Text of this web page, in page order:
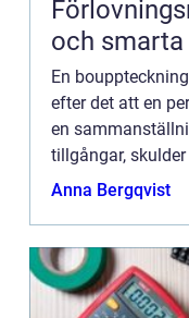
Förlovningsringar
och smarta
En
efter det att en
en
tillgångar,
bouppteckning är
Anna Bergqvist